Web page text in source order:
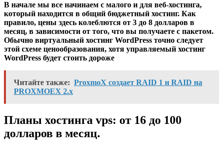
В начале мы все начинаем с малого и для веб-хостинга,
который находится в общий бюджетный хостинг. Как
правило, цены здесь колеблются от 3 до 8 долларов в
месяц, в зависимости от того, что вы получаете с пакетом.
Обычно виртуальный хостинг WordPress точно следует
этой схеме ценообразования, хотя управляемый хостинг
WordPress будет стоить дороже
Читайте также: ProxmoX создает RAID 1 и RAID на
PROXMOEX 2.x
Планы хостинга vps: от 16 до 100
долларов в месяц.